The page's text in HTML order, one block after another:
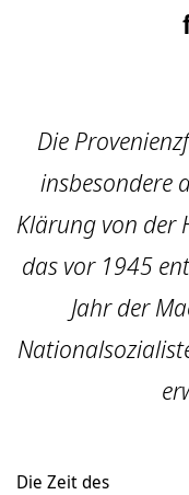
Die
insbesondere
Klärung von der
das vor 1945
Jahr der
Die Zeit des